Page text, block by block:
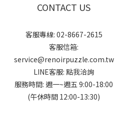
CONTACT US
客服專線: 02-8667-2615
客服信箱:
service@renoirpuzzle.com.tw
LINE客服:點我洽詢
服務時間: 週一~週五 9:00-18:00
(午休時間 12:00-13:30)